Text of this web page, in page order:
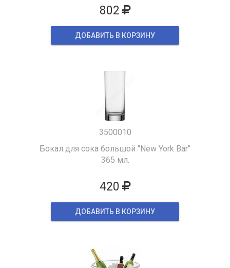
802
ДОБАВИТЬ В КОРЗИНУ
3500010
Бокал для сока большой "New York Bar"
365 мл.
420
ДОБАВИТЬ В КОРЗИНУ